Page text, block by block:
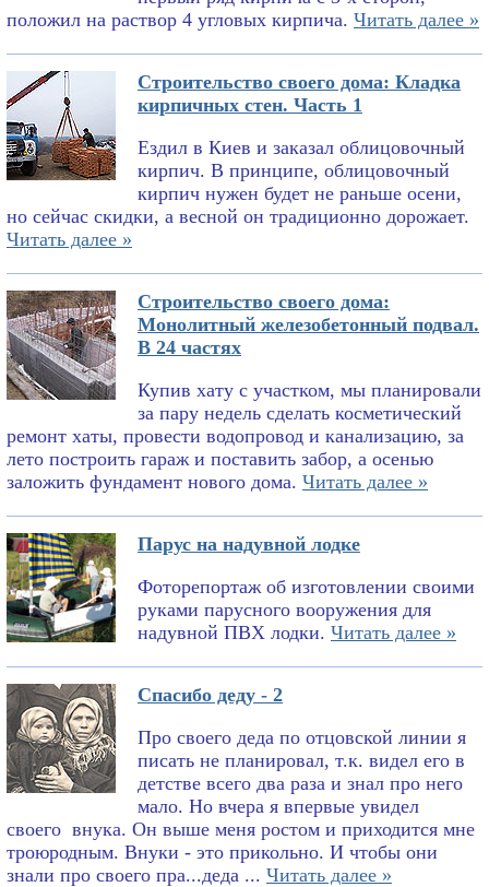
положил на раствор 4 угловых кирпича. Читать далее »
Строительство своего дома: Кладка
кирпичных стен. Часть 1
Ездил в Киев и заказал облицовочный
кирпич. В принципе, облицовочный
кирпич нужен будет не раньше осени,
но сейчас скидки, а весной он традиционно дорожает.
Читать далее »
Строительство своего дома:
Монолитный железобетонный подвал.
В 24 частях
Купив хату с участком, мы планировали
за пару недель сделать косметический
ремонт хаты, провести водопровод и канализацию, за
лето построить гараж и поставить забор, а осенью
заложить фундамент нового дома. Читать далее »
Парус на надувной лодке
Фоторепортаж об изготовлении своими
руками парусного вооружения для
надувной ПВХ лодки. Читать далее »
Спасибо деду - 2
Про своего деда по отцовской линии я
писать не планировал, т.к. видел его в
детстве всего два раза и знал про него
мало. Но вчера я впервые увидел
своего внука. Он выше меня ростом и приходится мне
троюродным. Внуки - это прикольно. И чтобы они
знали про своего пра...деда ... Читать далее »